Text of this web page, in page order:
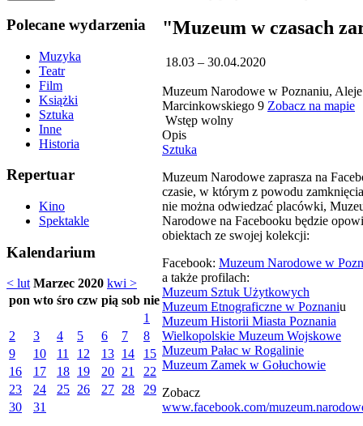
Polecane wydarzenia
Muzyka
Teatr
Film
Książki
Sztuka
Inne
Historia
Repertuar
Kino
Spektakle
Kalendarium
< lut Marzec 2020 kwi >
pon wto śro czw pią sob nie
1
2
3 4 5 6 7
8
9
10 11 12 13 14
15
16
17 18 19 20 21
22
23
24 25 26 27 28
29
30
31
"Muzeum w czasach
18.03 – 30.04.2020
Muzeum Narodowe w Poznaniu, Aleje
Marcinkowskiego 9 Zobacz na mapie
Wstęp wolny
Opis
Sztuka
Muzeum Narodowe zaprasza na
czasie, w którym z powodu
nie można odwiedzać placówki,
Narodowe na Facebooku będzie
obiektach ze swojej kolekcji:
Facebook: Muzeum Narodowe w
a także profilach:
Muzeum Sztuk Użytkowych
Muzeum Etnograficzne w Poznaniu
Muzeum Historii Miasta Poznania
Wielkopolskie Muzeum Wojskowe
Muzeum Pałac w Rogalinie
Muzeum Zamek w Gołuchowie
Zobacz
www.facebook.com/